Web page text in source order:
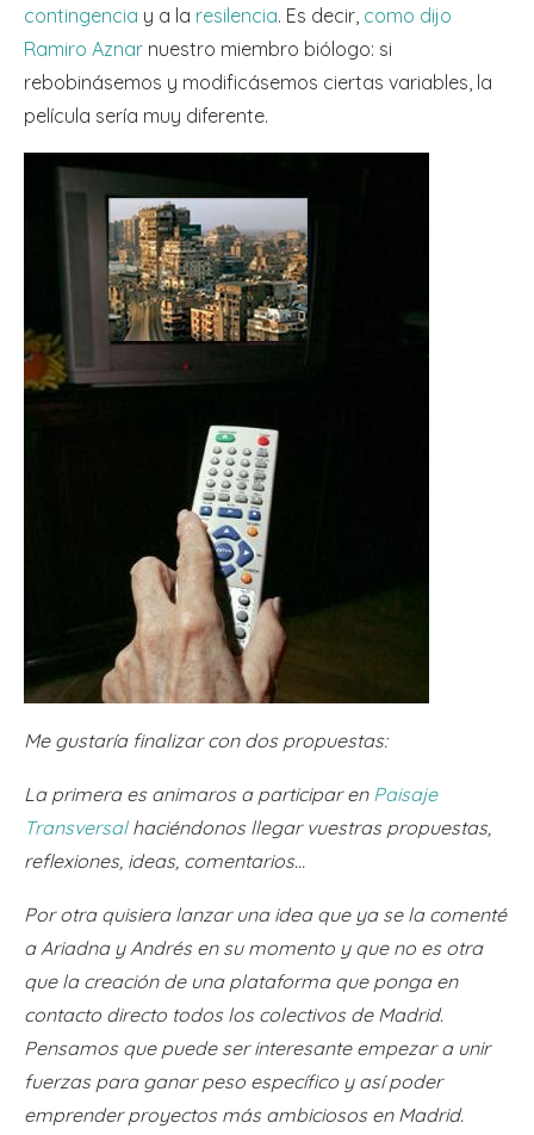
contingencia y a la resilencia. Es decir, como dijo
Ramiro Aznar nuestro miembro biólogo: si
rebobinásemos y modificásemos ciertas variables, la
película sería muy diferente.
Me gustaría finalizar con dos propuestas:
La primera es animaros a participar en Paisaje
Transversalhaciéndonos llegar vuestras propuestas,
reflexiones, ideas, comentarios…
Por otra quisiera lanzar una idea que ya se la comenté
a Ariadna y Andrés en su momento y que no es otra
que la creación de una plataforma que ponga en
contacto directo todos los colectivos de Madrid.
Pensamos que puede ser interesante empezar a unir
fuerzas para ganar peso específico y así poder
emprender proyectos más ambiciosos en Madrid.